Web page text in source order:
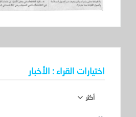
اختيارات القراء : الأخبار
أكثر